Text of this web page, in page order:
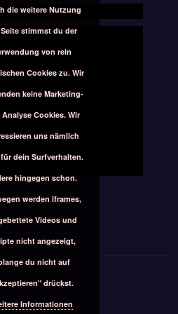
die weitere Nutzung
stimmst du der
von rein
Cookies zu. Wir
keine Marketing-
Analyse Cookies. Wir
uns nämlich
dein Surfverhalten.
hingegen schon.
werden iframes,
Videos und
nicht angezeigt,
du nicht auf
drückst.
Informationen